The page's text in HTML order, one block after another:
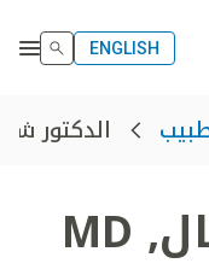
ENGLISH
الدكتور
,
MD